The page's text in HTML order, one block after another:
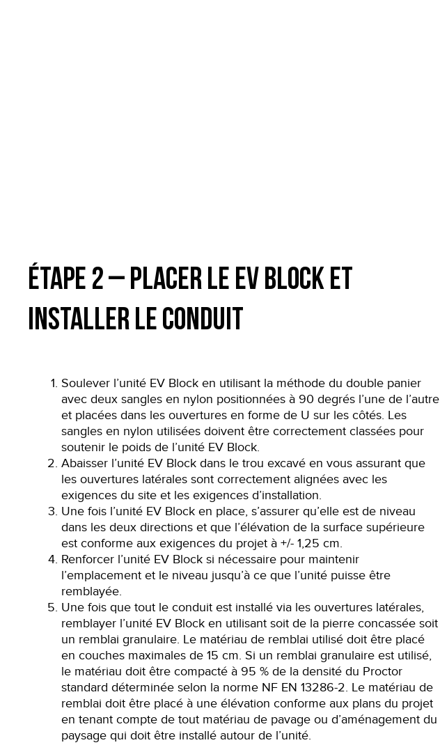
Étape 2 – Placer le EV Block et
installer le conduit
Soulever l’unité EV Block en utilisant la méthode du double panier
avec deux sangles en nylon positionnées à 90 degrés l’une de l’autre
et placées dans les ouvertures en forme de U sur les côtés. Les
sangles en nylon utilisées doivent être correctement classées pour
soutenir le poids de l’unité EV Block.
Abaisser l’unité EV Block dans le trou excavé en vous assurant que
les ouvertures latérales sont correctement alignées avec les
exigences du site et les exigences d’installation.
Une fois l’unité EV Block en place, s’assurer qu’elle est de niveau
dans les deux directions et que l’élévation de la surface supérieure
est conforme aux exigences du projet à +/- 1,25 cm.
Renforcer l’unité EV Block si nécessaire pour maintenir
l’emplacement et le niveau jusqu’à ce que l’unité puisse être
remblayée.
Une fois que tout le conduit est installé via les ouvertures latérales,
remblayer l’unité EV Block en utilisant soit de la pierre concassée soit
un remblai granulaire. Le matériau de remblai utilisé doit être placé
en couches maximales de 15 cm. Si un remblai granulaire est utilisé,
le matériau doit être compacté à 95 % de la densité du Proctor
standard déterminée selon la norme NF EN 13286-2. Le matériau de
remblai doit être placé à une élévation conforme aux plans du projet
en tenant compte de tout matériau de pavage ou d’aménagement du
paysage qui doit être installé autour de l’unité.